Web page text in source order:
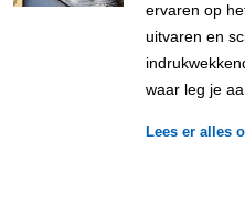
ervaren op
uitvaren en
waar leg je
Lees er alles